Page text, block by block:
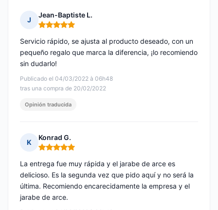
J
Jean-Baptiste L.
Nota: 5 de 5
Publicado el 04/03/2022 à 06h48
tras una compra de 20/02/2022
Servicio rápido, se ajusta al producto deseado, con un
pequeño regalo que marca la diferencia, ¡lo recomiendo
sin dudarlo!
Opinión traducida
K
Konrad G.
Nota: 5 de 5
La entrega fue muy rápida y el jarabe de arce es
delicioso. Es la segunda vez que pido aquí y no será la
última. Recomiendo encarecidamente la empresa y el
jarabe de arce.